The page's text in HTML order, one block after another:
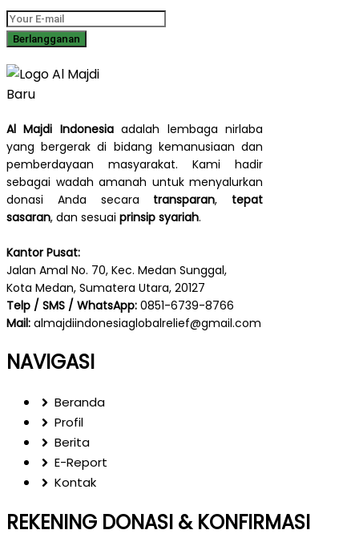
Al Majdi Indonesiaadalah lembaga nirlaba
yang bergerak di bidang kemanusiaan dan
pemberdayaan masyarakat. Kami hadir
sebagai wadah amanah untuk menyalurkan
donasi Anda secara transparan, tepat
sasaran, dan sesuai prinsip syariah.
Kantor Pusat:
Jalan Amal No. 70, Kec. Medan Sunggal,
Kota Medan, Sumatera Utara, 20127
Telp / SMS / WhatsApp: 0851-6739-8766
Mail: almajdiindonesiaglobalrelief@gmail.com
NAVIGASI
Beranda
Profil
Berita
E-Report
Kontak
REKENING DONASI & KONFIRMASI